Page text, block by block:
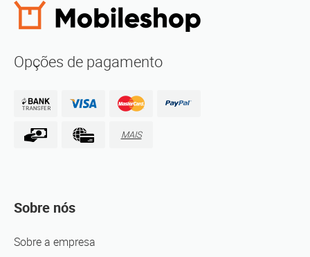
Opções de pagamento
MAIS
Sobre nós
Sobre a empresa